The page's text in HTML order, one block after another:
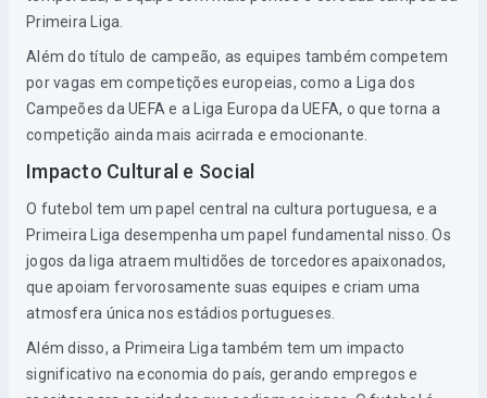
Primeira Liga.
Além do título de campeão, as equipes também competem
por vagas em competições europeias, como a Liga dos
Campeões da UEFA e a Liga Europa da UEFA, o que torna a
competição ainda mais acirrada e emocionante.
Impacto Cultural e Social
O futebol tem um papel central na cultura portuguesa, e a
Primeira Liga desempenha um papel fundamental nisso. Os
jogos da liga atraem multidões de torcedores apaixonados,
que apoiam fervorosamente suas equipes e criam uma
atmosfera única nos estádios portugueses.
Além disso, a Primeira Liga também tem um impacto
significativo na economia do país, gerando empregos e